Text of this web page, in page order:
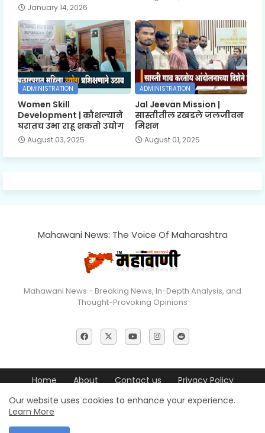
January 14, 2026
ADMINISTRATION
Women Skill
Development | कौशल्याने
घरातच उभा राहू शकतो उद्योग
August 03, 2025
ADMINISTRATION
Jal Jeevan Mission |
सास्तीतील रखडले जलजीवन
मिशन
August 01, 2025
Mahawani News: The Voice Of Maharashtra
Mahawani News - Breaking News, In-Depth Analysis, and
Thought-Provoking Opinions
Home About Contact us
Privacy Policy
Editorial Policy
Terms & Conditions Disclaimer
© 2026 Mahawani News All Rights Reserved
Our website uses cookies to enhance your experience.
Learn More